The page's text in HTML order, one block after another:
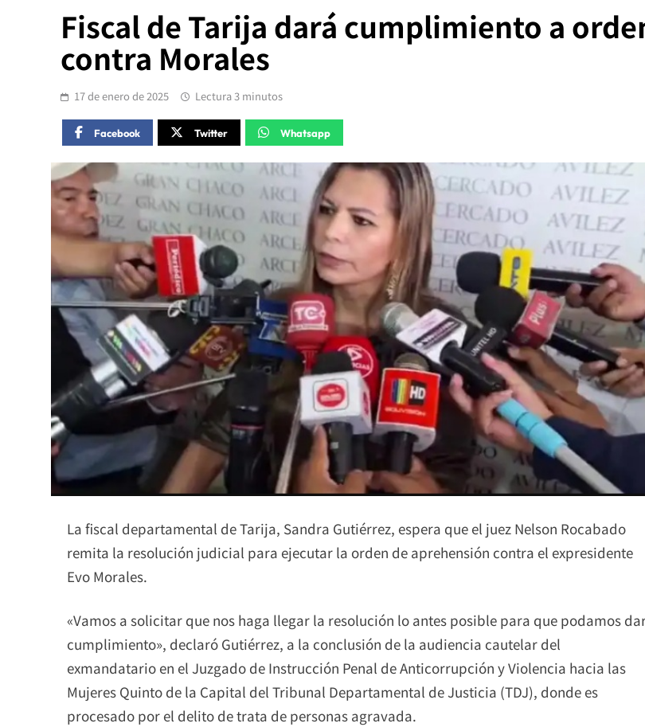
Fiscal de Tarija dará cumplimiento a
contra Morales
17 de enero de 2025 Lectura 3 minutos
Facebook Twitter Whatsapp
La fiscal departamental de Tarija, Sandra Gutiérrez, espera que el juez Nelson Rocabado
remita la resolución judicial para ejecutar la orden de aprehensión contra el expresidente
Evo Morales.
«Vamos a solicitar que nos haga llegar la resolución lo antes posible para que podamos
cumplimiento», declaró Gutiérrez, a la conclusión de la audiencia cautelar del
exmandatario en el Juzgado de Instrucción Penal de Anticorrupción y Violencia hacia las
Mujeres Quinto de la Capital del Tribunal Departamental de Justicia (TDJ), donde es
procesado por el delito de trata de personas agravada.